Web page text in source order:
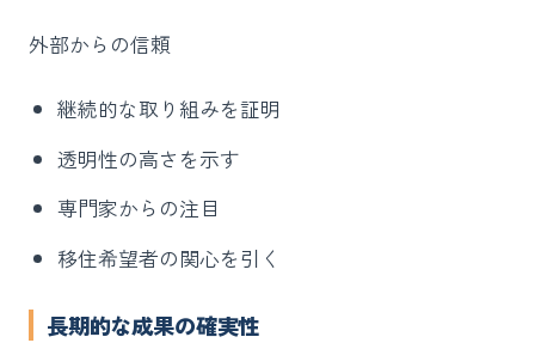
外部からの信頼
継続的な取り組みを証明
透明性の高さを示す
専門家からの注目
移住希望者の関心を引く
長期的な成果の確実性